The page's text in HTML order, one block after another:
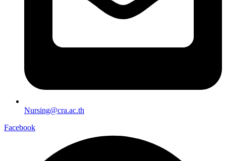
Nursing@cra.ac.th
Facebook